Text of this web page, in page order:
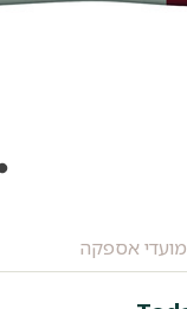
מועדי אספקה